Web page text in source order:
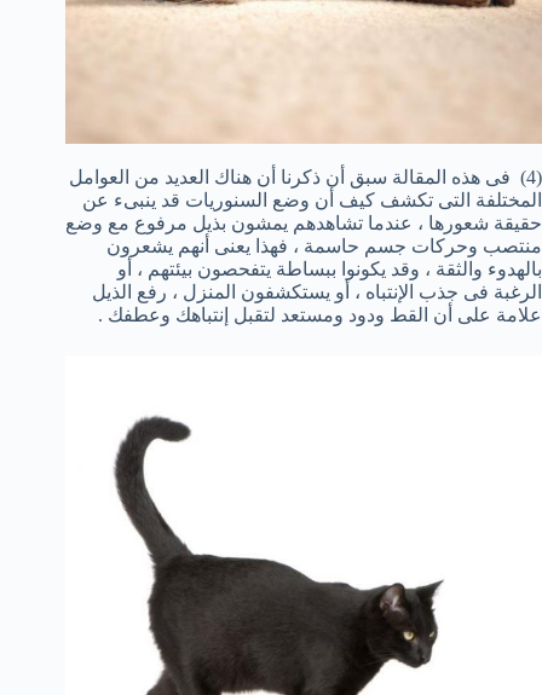
(4) فى هذه المقالة سبق أن ذكرنا أن هناك العديد من العوامل
المختلفة التى تكشف كيف أن وضع السنوريات قد ينبىء عن
حقيقة شعورها ، عندما تشاهدهم يمشون بذيل مرفوع مع وضع
منتصب وحركات جسم حاسمة ، فهذا يعنى أنهم يشعرون
بالهدوء والثقة ، وقد يكونوا ببساطة يتفحصون بيئتهم ، أو
الرغبة فى جذب الإنتباه ، أو يستكشفون المنزل ، رفع الذيل
علامة على أن القط ودود ومستعد لتقبل إنتباهك وعطفك .